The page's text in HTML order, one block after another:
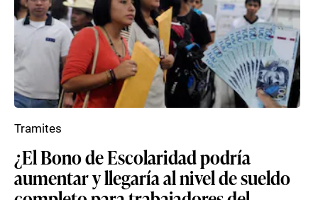
¿El Bono de Escolaridad podría
aumentar y llegaría al nivel de sueldo
Tramites